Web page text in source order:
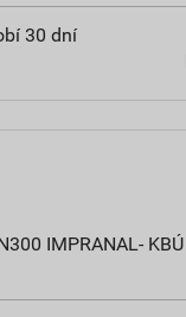
30 dní
IMPRANAL- KBÚ